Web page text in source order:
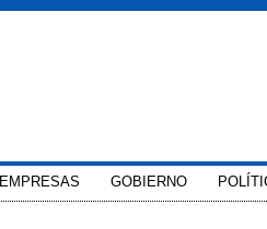
EMPRESAS GOBIERNO